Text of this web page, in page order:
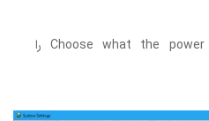
گزینه ی Choose what the power buttons do را